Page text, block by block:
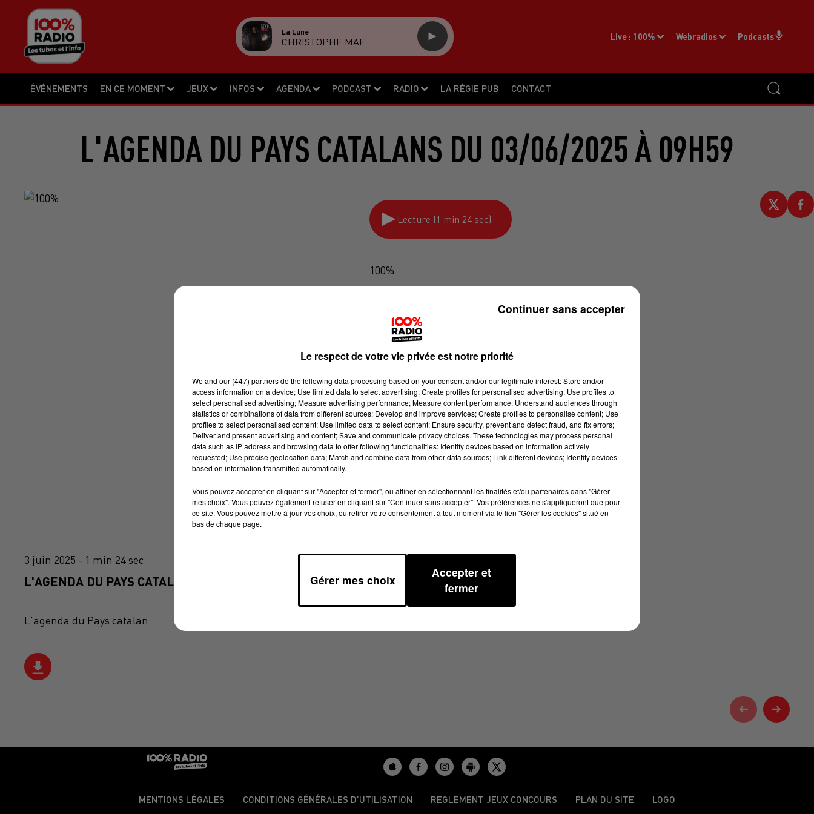
ÉVÉNEMENTS EN CE MOMENT JEUX INFOS AGENDA PODCAST RADIO LA RÉGIE PUB CONTACT
Live : 100% Webradios Podcasts
La Lune
CHRISTOPHE MAE
L'AGENDA DU PAYS CATALANS DU 03/06/2025 À 09H59
Lecture (1 min 24 sec)
100%
3 juin 2025 - 1 min 24 sec
L'AGENDA DU PAYS CATALANS DU 03/06/2025 À 09H59
L'agenda du Pays catalan
MENTIONS LÉGALES CONDITIONS GÉNÉRALES D’UTILISATION REGLEMENT JEUX CONCOURS PLAN DU SITE LOGO
Le respect de votre vie privée est notre priorité
We and our (447) partnersdo the following data processing based on your consent and/or our legitimate interest: Store and/or
access information on a device; Use limited data to select advertising; Create profiles for personalised advertising; Use profiles to
select personalised advertising; Measure advertising performance; Measure content performance; Understand audiences through
statistics or combinations of data from different sources; Develop and improve services; Create profiles to personalise content; Use
profiles to select personalised content; Use limited data to select content; Ensure security, prevent and detect fraud, and fix errors;
Deliver and present advertising and content; Save and communicate privacy choices. These technologies may process personal
data such as IP address and browsing data to offer following functionalities: Identify devices based on information actively
requested; Use precise geolocation data; Match and combine data from other data sources; Link different devices; Identify devices
based on information transmitted automatically.
Vous pouvez accepter en cliquant sur "Accepter et fermer", ou affiner en sélectionnant les finalités et/ou partenaires dans "Gérer
mes choix". Vous pouvez également refuser en cliquant sur "Continuer sans accepter". Vos préférences ne s'appliqueront que pour
ce site. Vous pouvez mettre à jour vos choix, ou retirer votre consentement à tout moment via le lien "Gérer les cookies" situé en
bas de chaque page.
Gérer mes choix
Accepter et
fermer
Continuer sans accepter